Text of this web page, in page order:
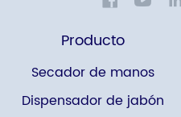
Producto
Secador de manos
Dispensador de jabón